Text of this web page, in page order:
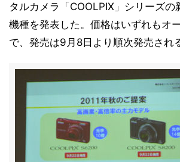
タルカメラ「COOLPIX」シリーズの
機種を発表した。価格はいずれもオ
で、発売は9月8日より順次発売され